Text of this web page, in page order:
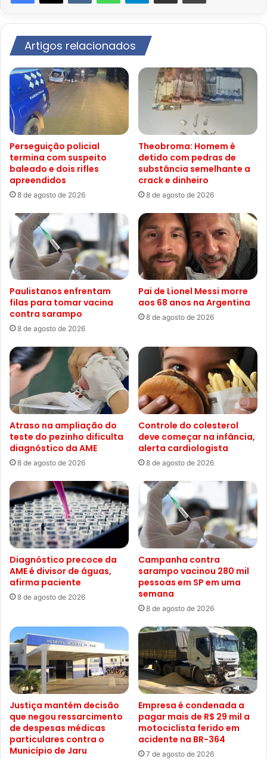
Artigos relacionados
Perseguição policial
termina com suspeito
baleado e dois rifles
apreendidos
8 de agosto de 2026
Theobroma: Homem é
detido com pedras de
substância semelhante a
crack e dinheiro
8 de agosto de 2026
Paulistanos enfrentam
filas para tomar vacina
contra sarampo
8 de agosto de 2026
Pai de Lionel Messi morre
aos 68 anos na Argentina
8 de agosto de 2026
Atraso na ampliação do
teste do pezinho dificulta
diagnóstico da AME
8 de agosto de 2026
Controle do colesterol
deve começar na infância,
alerta cardiologista
8 de agosto de 2026
Diagnóstico precoce da
AME é divisor de águas,
afirma paciente
8 de agosto de 2026
Campanha contra
sarampo vacinou 280 mil
pessoas em SP em uma
semana
8 de agosto de 2026
Justiça mantém decisão
que negou ressarcimento
de despesas médicas
particulares contra o
Município de Jaru
Empresa é condenada a
pagar mais de R$ 29 mil a
motociclista ferido em
acidente na BR-364
7 de agosto de 2026